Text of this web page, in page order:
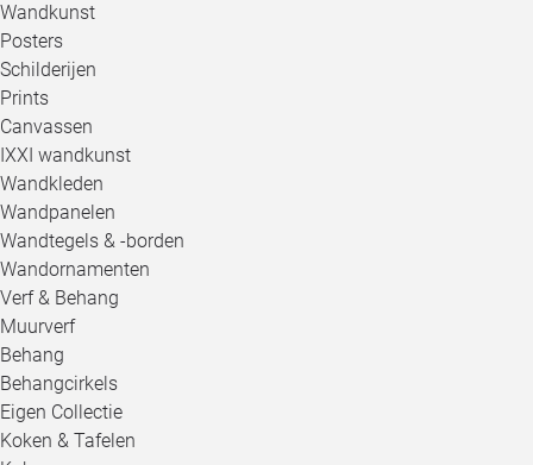
Wandkunst
Posters
Schilderijen
Prints
Canvassen
IXXI wandkunst
Wandkleden
Wandpanelen
Wandtegels & -borden
Wandornamenten
Verf & Behang
Muurverf
Behang
Behangcirkels
Eigen Collectie
Koken & Tafelen